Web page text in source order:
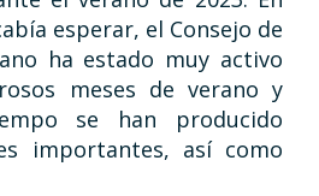
esperar, el Consejo de
ha estado muy activo
meses de verano y
se han producido
importantes, así como